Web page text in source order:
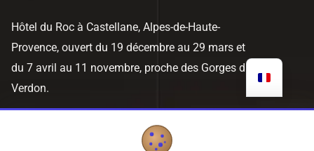
Hôtel du Roc à Castellane, Alpes-de-Haute-
Provence, ouvert du 19 décembre au 29 mars et
du 7 avril au 11 novembre, proche des Gorges du
Verdon.